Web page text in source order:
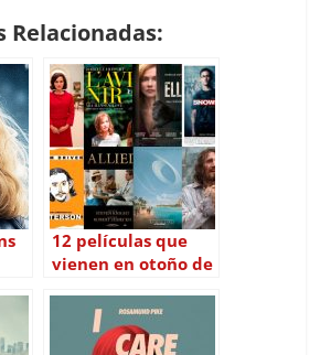
Relacionadas:
12 películas que
vienen en otoño de